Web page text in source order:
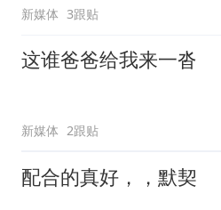
新媒体 3跟贴
这谁爸爸给我来一沓
新媒体 2跟贴
配合的真好，，默契